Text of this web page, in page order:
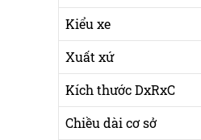
Kiểu xe
Xuất xứ
Kích thước DxRxC
Chiều dài cơ sở